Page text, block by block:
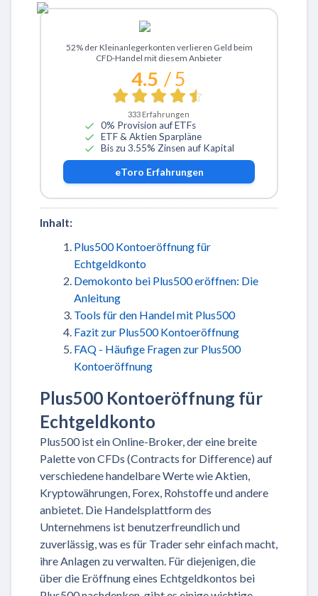
Zu eToro
52% der Kleinanlegerkonten verlieren Geld beim
CFD-Handel mit diesem Anbieter
4.5 / 5
333 Erfahrungen
0% Provision auf ETFs
ETF & Aktien Sparpläne
Bis zu 3.55% Zinsen auf Kapital
eToro Erfahrungen
Inhalt:
Plus500 Kontoeröffnung für
Echtgeldkonto
Demokonto bei Plus500 eröffnen: Die
Anleitung
Tools für den Handel mit Plus500
Fazit zur Plus500 Kontoeröffnung
FAQ - Häufige Fragen zur Plus500
Kontoeröffnung
Plus500 Kontoeröffnung für
Echtgeldkonto
Plus500 ist ein Online-Broker, der eine breite
Palette von CFDs (Contracts for Difference) auf
verschiedene handelbare Werte wie Aktien,
Kryptowährungen, Forex, Rohstoffe und andere
anbietet. Die Handelsplattform des
Unternehmens ist benutzerfreundlich und
zuverlässig, was es für Trader sehr einfach macht,
ihre Anlagen zu verwalten. Für diejenigen, die
über die Eröffnung eines Echtgeldkontos bei